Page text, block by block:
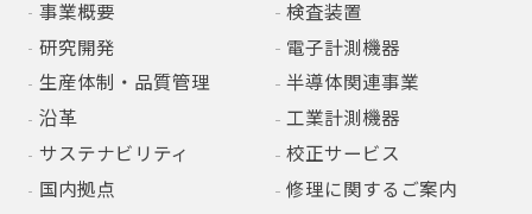
事業概要
研究開発
生産体制・品質管理
沿革
サステナビリティ
国内拠点
検査装置
電子計測機器
半導体関連事業
工業計測機器
校正サービス
修理に関するご案内